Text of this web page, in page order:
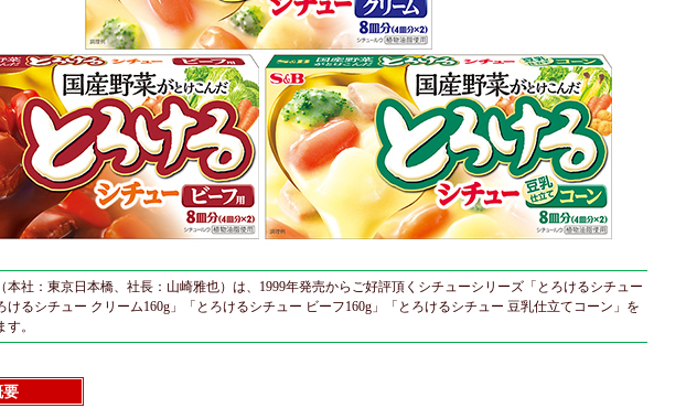
本社：東京日本橋、社長：山崎雅也）は、1999年発売からご好評頂くシチューシリーズ「とろけるシチュー
けるシチュー クリーム160g」「とろけるシチュー ビーフ160g」「とろけるシチュー 豆乳仕立てコーン」を
。
要